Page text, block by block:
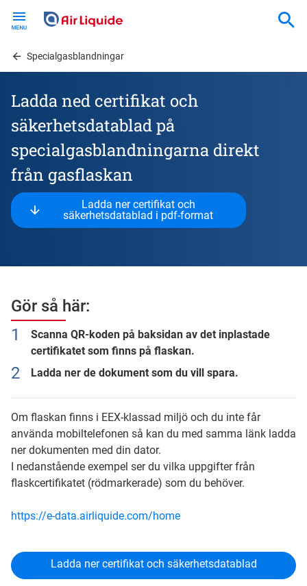
contentSpecialgasblandningar
Ladda ned certifikat och
säkerhetsdatablad på
specialgasblandningarna direkt
från gasflaskan
Ladda ner certifikat och
säkerhetsdatablad i pdf-format
Gör så här:
Scanna QR-koden på baksidan av det inplastade
certifikatet som finns på flaskan.
Ladda ner de dokument som du vill spara.
Om flaskan finns i EEX-klassad miljö och du inte får
använda mobiltelefonen så kan du med samma länk ladda
ner dokumenten med din dator.
I nedanstående exempel ser du vilka uppgifter från
flaskcertifikatet (rödmarkerade) som du behöver.
https://e-data.airliquide.com/home
Ladda ner certifikat och säkerhetsdatablad